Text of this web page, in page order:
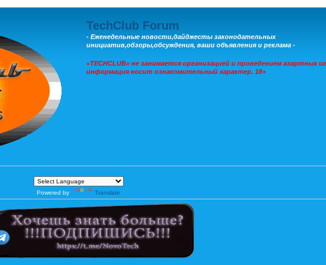
TechClub Forum
- Еженедельные новости,дайджесты законодательных
инициатив,обзоры,обсуждения, ваши объявления и реклама -
«TECHCLUB» не занимается организацией и проведением азартных
информация носит ознакомительный характер. 18+
Powered by Translate